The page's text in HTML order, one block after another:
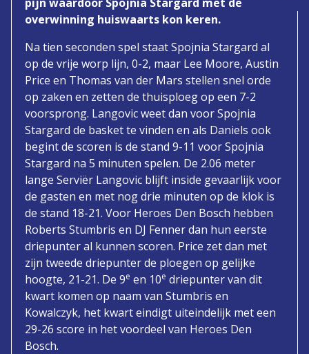
overwinning huiswaarts kon keren.
Na tien seconden spel staat Spojnia Stargard al
op de vrije worp lijn, 0-2, maar Lee Moore, Austin
Price en Thomas van der Mars stellen snel orde
op zaken en zetten de thuisploeg op een 7-2
voorsprong. Langovic weet dan voor Spojnia
Stargard de basket te vinden en als Daniels ook
begint de scoren is de stand 9-11 voor Spojnia
Stargard na 5 minuten spelen. De 2.06 meter
lange Serviër Langovic blijft inside gevaarlijk voor
de gasten en met nog drie minuten op de klok is
de stand 18-21. Voor Heroes Den Bosch hebben
Roberts Stumbris en DJ Fenner dan hun eerste
driepunter al kunnen scoren. Price zet dan met
zijn tweede driepunter de ploegen op gelijke
hoogte, 21-21. De 9e en 10e driepunter van dit
kwart komen op naam van Stumbris en
Kowalczyk, het kwart eindigt uiteindelijk met een
29-26 score in het voordeel van Heroes Den
Bosch.